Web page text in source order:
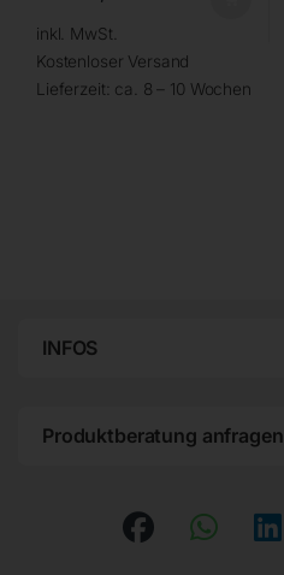
inkl. MwSt.
Kostenloser Versand
Lieferzeit: ca. 8 – 10 Wochen
INFOS
Produktberatung anfragen